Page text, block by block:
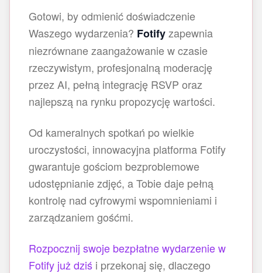
Gotowi, by odmienić doświadczenie
Waszego wydarzenia? Fotifyzapewnia
niezrównane zaangażowanie w czasie
rzeczywistym, profesjonalną moderację
przez AI, pełną integrację RSVP oraz
najlepszą na rynku propozycję wartości.
Od kameralnych spotkań po wielkie
uroczystości, innowacyjna platforma Fotify
gwarantuje gościom bezproblemowe
udostępnianie zdjęć, a Tobie daje pełną
kontrolę nad cyfrowymi wspomnieniami i
zarządzaniem gośćmi.
Rozpocznij swoje bezpłatne wydarzenie w
Fotify już dziś i przekonaj się, dlaczego